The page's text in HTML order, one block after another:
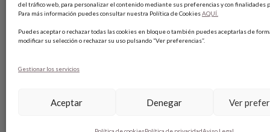
del tráfico web, para personalizar el contenido mediante sus preferencias y con finalidades
Para más información puedes consultar nuestra Política de CookiesAQUÍ.
Puedes aceptar o rechazar todas las cookies en bloque o también puedes aceptarlas de
modificar su selección o rechazar su uso pulsando “Ver preferencias”.
Gestionar los servicios
Aceptar Denegar Ver
SOBRE BOBO’S
HANDMADE SHOPPING